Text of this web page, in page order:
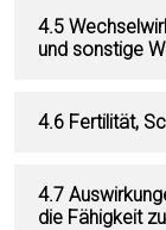
4.5
und sonstige
4.6 Fertilität,
4.7
die Fähigkeit